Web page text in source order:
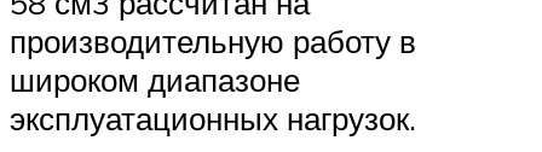
производительную работу в
широком диапазоне
эксплуатационных нагрузок.